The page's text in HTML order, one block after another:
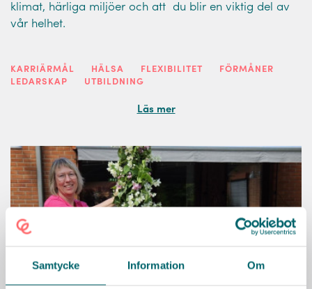
Samtycke Information Om
klimat, härliga miljöer och att du blir en viktig del av
vår helhet.
KARRIÄRMÅL HÄLSA FLEXIBILITET
FÖRMÅNER
LEDARSKAP
UTBILDNING
Läs mer